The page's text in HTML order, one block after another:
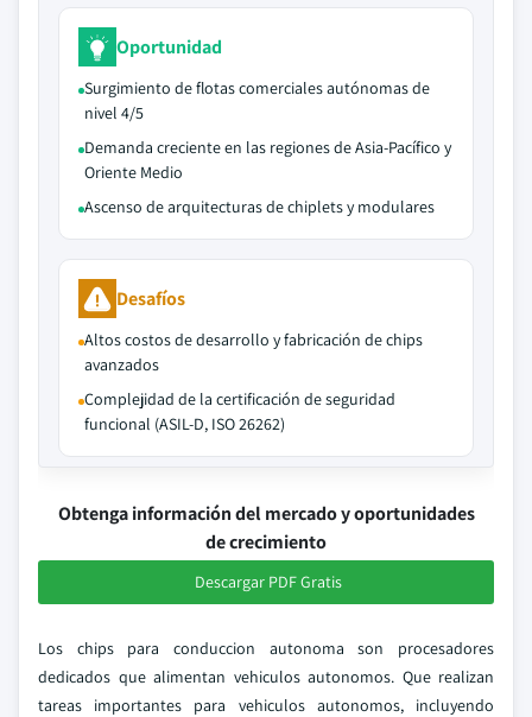
Oportunidad
Surgimiento de flotas comerciales autónomas de
nivel 4/5
Demanda creciente en las regiones de Asia-Pacífico y
Oriente Medio
Ascenso de arquitecturas de chiplets y modulares
Desafíos
Altos costos de desarrollo y fabricación de chips
avanzados
Complejidad de la certificación de seguridad
funcional (ASIL-D, ISO 26262)
Obtenga información del mercado y oportunidades
de crecimiento
Descargar PDF Gratis
Los chips para conduccion autonoma son procesadores
dedicados que alimentan vehiculos autonomos. Que realizan
tareas importantes para vehiculos autonomos, incluyendo